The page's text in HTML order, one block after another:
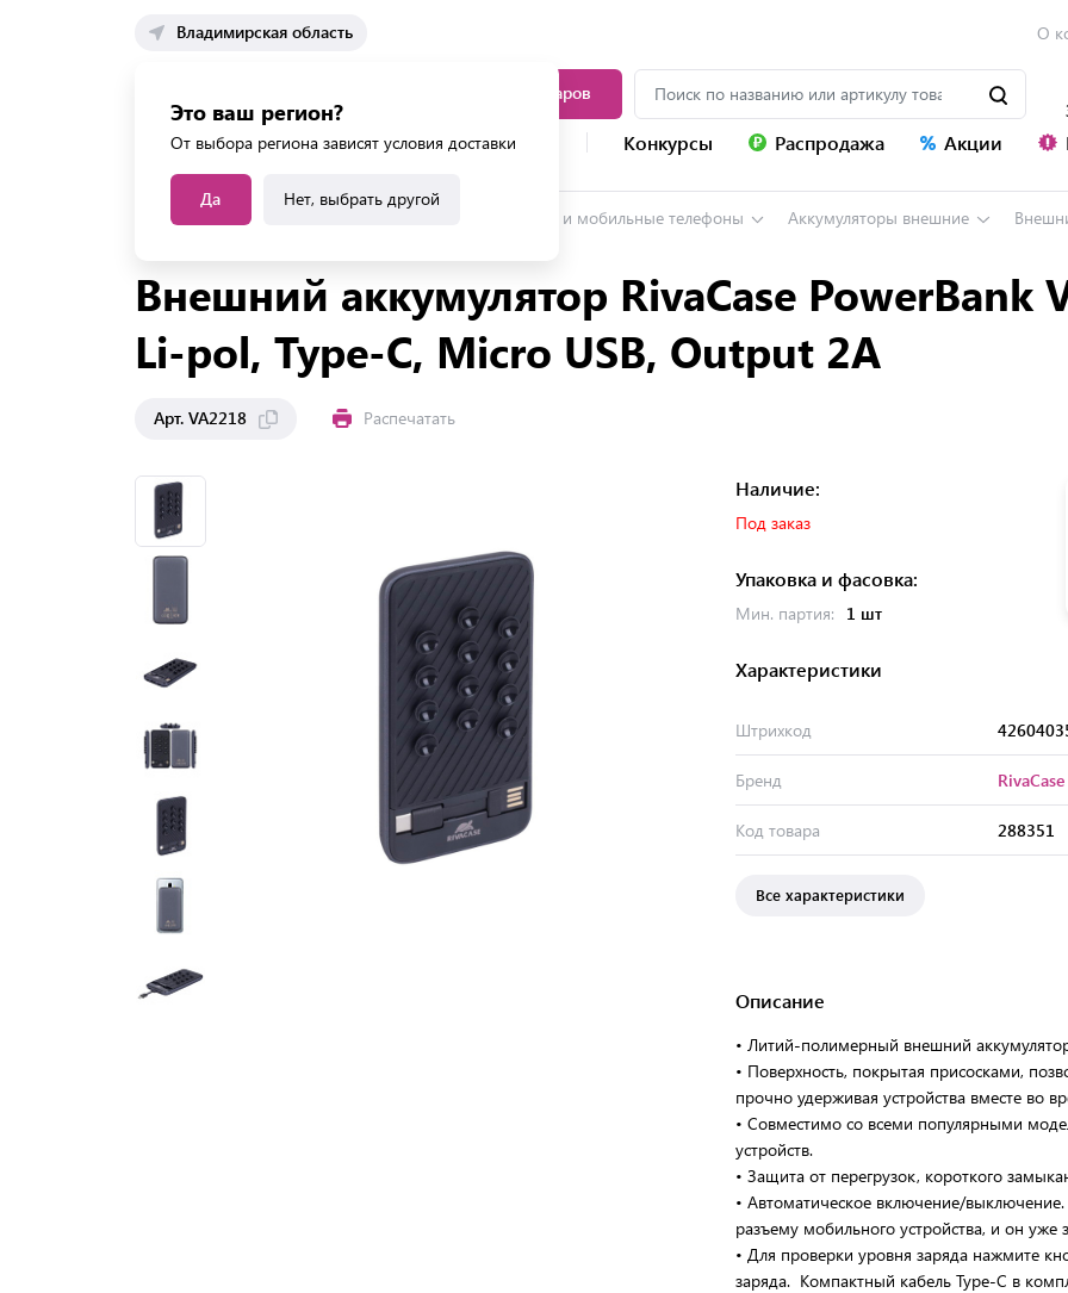
Владимирская область
Это ваш регион?
От выбора региона зависят условия доставки
Да Нет, выбрать другой
О
Каталог товаров
Каталог услуг Конкурсы Распродажа Акции
Главная Каталог Смартфоны и мобильные телефоны Аккумуляторы внешние Внешний
Внешний аккумулятор RivaCase PowerBank
Li-pol, Type-C, Micro USB, Output 2A
Арт. VA2218 Распечатать
Наличие:
Под заказ
Упаковка и фасовка:
Мин. партия: 1 шт
Характеристики
Штрихкод
Бренд RivaCase
Код товара 288351
Все характеристики
Описание
• Литий-полимерный внешний
• Поверхность, покрытая присосками,
прочно удерживая устройства вместе во
• Совместимо со всеми популярными
устройств.
• Защита от перегрузок, короткого
• Автоматическое включение/
разъему мобильного устройства, и он уже
• Для проверки уровня заряда нажмите
заряда. Компактный кабель Type-C в